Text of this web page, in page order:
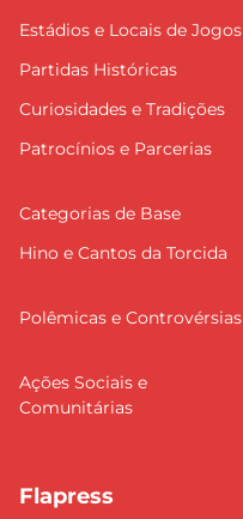
Estádios e Locais de Jogos
Partidas Históricas
Curiosidades e Tradições
Patrocínios e Parcerias
Categorias de Base
Hino e Cantos da Torcida
Polêmicas e Controvérsias
Ações Sociais e
Comunitárias
Flapress